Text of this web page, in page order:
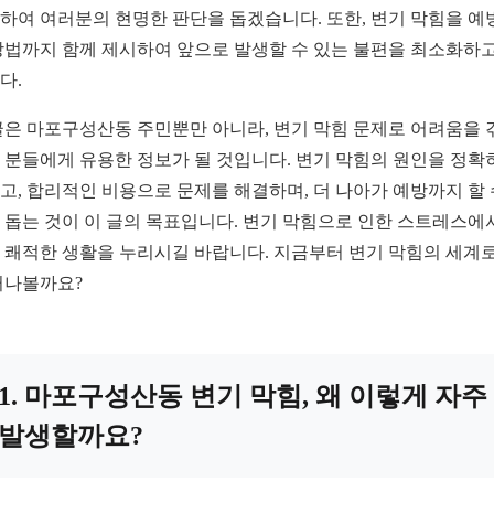
여 여러분의 현명한 판단을 돕겠습니다. 또한, 변기 막힘을 예
법까지 함께 제시하여 앞으로 발생할 수 있는 불편을 최소화하
.
은 마포구성산동 주민뿐만 아니라, 변기 막힘 문제로 어려움을
분들에게 유용한 정보가 될 것입니다. 변기 막힘의 원인을 정확
, 합리적인 비용으로 문제를 해결하며, 더 나아가 예방까지 할
돕는 것이 이 글의 목표입니다. 변기 막힘으로 인한 스트레스에
쾌적한 생활을 누리시길 바랍니다. 지금부터 변기 막힘의 세계
나볼까요?
마포구성산동 변기 막힘, 왜 이렇게 자주
생할까요?